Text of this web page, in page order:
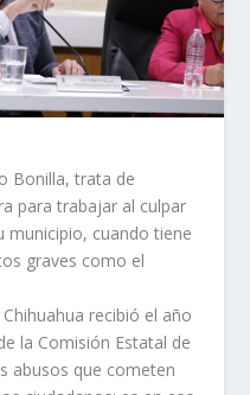
Bonilla, trata de
para trabajar al culpar
municipio, cuando tiene
graves como el
recibió el año
la Comisión Estatal de
abusos que cometen